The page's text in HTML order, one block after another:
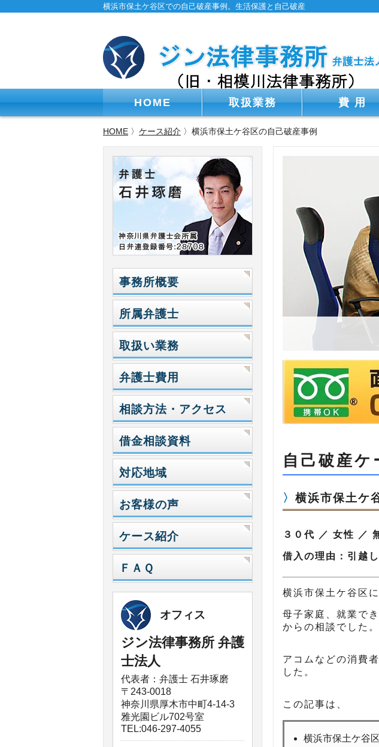
横浜市保土ケ谷区での自己破産事例。生活保護と自己破産
HOME 取扱業務 費 用
HOME 〉 ケース紹介 〉横浜市保土ケ谷区の自己破産事例
自己破産ケ
横浜市保土ケ
３０代 ／ 女性 ／
借入の理由：引越
横浜市保土ケ谷区
母子家庭、就業で
からの相談でした。
アコムなどの消費
した。
この記事は、
横浜市保土ケ谷
事務所概要
所属弁護士
取扱い業務
弁護士費用
相談方法・アクセス
借金相談資料
対応地域
お客様の声
ケース紹介
ＦＡＱ
オフィス
ジン法律事務所 弁護
士法人
代表者：弁護士 石井琢磨
〒243-0018
神奈川県厚木市中町4-14-3
雅光園ビル702号室
TEL:046-297-4055